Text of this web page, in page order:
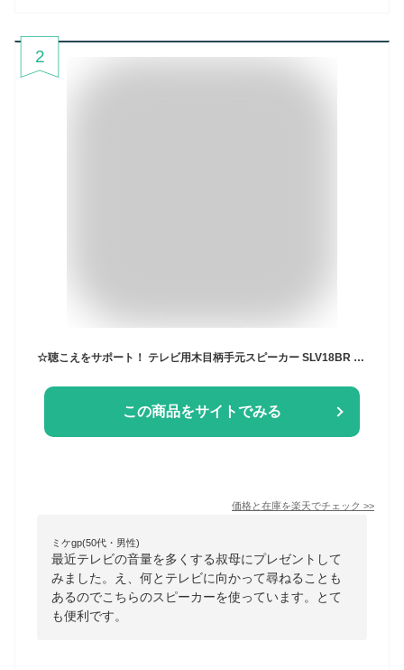
2
☆聴こえをサポート！ テレビ用木目柄手元スピーカー SLV18BR yazawa｜聴力低下 耳鳴り 聴覚補助 音量 介護 シンプル スピーカー 敬老 介護用品 福祉用具 便利 聴覚 高齢者 耳元 シルバー 難聴 聴えない 生活支援グッズ
この商品をサイトでみる
価格と在庫を楽天でチェック >>
ミケgp(50代・男性)
最近テレビの音量を多くする叔母にプレゼントして
みました。え、何とテレビに向かって尋ねることも
あるのでこちらのスピーカーを使っています。とて
も便利です。